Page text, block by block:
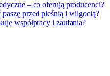
– co oferują producenci?
paszę przed pleśnią i wilgocią?
współpracy i zaufania?